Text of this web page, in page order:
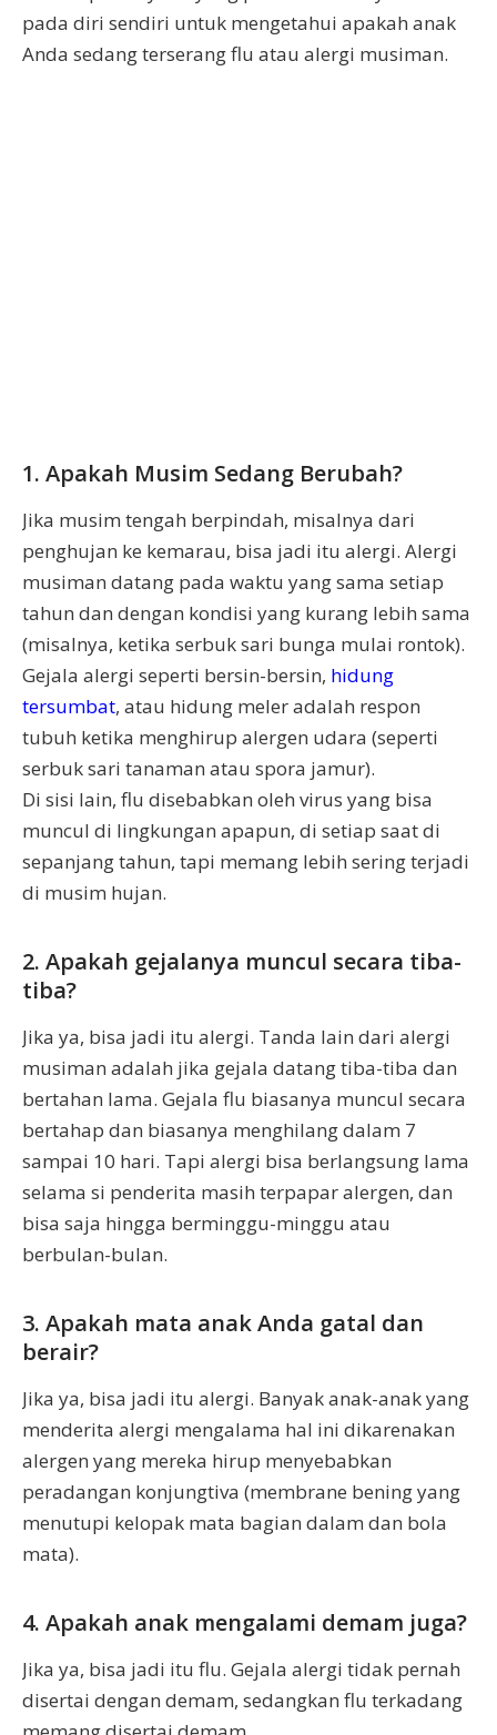
pada diri sendiri untuk mengetahui apakah anak
Anda sedang terserang flu atau alergi musiman.
1. Apakah Musim Sedang Berubah?
Jika musim tengah berpindah, misalnya dari
penghujan ke kemarau, bisa jadi itu alergi. Alergi
musiman datang pada waktu yang sama setiap
tahun dan dengan kondisi yang kurang lebih sama
(misalnya, ketika serbuk sari bunga mulai rontok).
Gejala alergi seperti bersin-bersin, hidung
tersumbat, atau hidung meler adalah respon
tubuh ketika menghirup alergen udara (seperti
serbuk sari tanaman atau spora jamur).
Di sisi lain, flu disebabkan oleh virus yang bisa
muncul di lingkungan apapun, di setiap saat di
sepanjang tahun, tapi memang lebih sering terjadi
di musim hujan.
2. Apakah gejalanya muncul secara tiba-
tiba?
Jika ya, bisa jadi itu alergi. Tanda lain dari alergi
musiman adalah jika gejala datang tiba-tiba dan
bertahan lama. Gejala flu biasanya muncul secara
bertahap dan biasanya menghilang dalam 7
sampai 10 hari. Tapi alergi bisa berlangsung lama
selama si penderita masih terpapar alergen, dan
bisa saja hingga berminggu-minggu atau
berbulan-bulan.
3. Apakah mata anak Anda gatal dan
berair?
Jika ya, bisa jadi itu alergi. Banyak anak-anak yang
menderita alergi mengalama hal ini dikarenakan
alergen yang mereka hirup menyebabkan
peradangan konjungtiva (membrane bening yang
menutupi kelopak mata bagian dalam dan bola
mata).
4. Apakah anak mengalami demam juga?
Jika ya, bisa jadi itu flu. Gejala alergi tidak pernah
disertai dengan demam, sedangkan flu terkadang